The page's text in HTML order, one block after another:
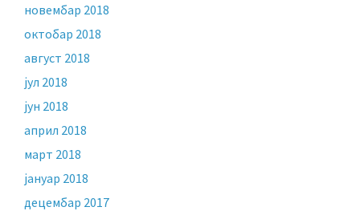
новембар 2018
октобар 2018
август 2018
јул 2018
јун 2018
април 2018
март 2018
јануар 2018
децембар 2017